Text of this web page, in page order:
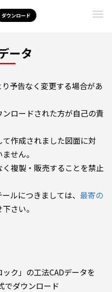
ダウンロード
ータ
予告なく変更する場合があ
ロードされた方が自己の責
作成されました図面に対
せん。
複製・販売することを禁止
ルにつきましては、 最寄の
さい。
ク」の工法CADデータを
でダウンロード